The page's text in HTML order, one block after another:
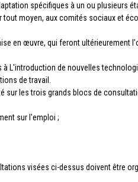
spécifiques à un ou plusieurs
moyen, aux comités sociaux et
en œuvre, qui feront ultérieurement
L'introduction de nouvelles
de travail.
sur les trois grands blocs de
sur l'emploi ;
visées ci-dessus doivent être